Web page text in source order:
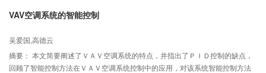
VAV空调系统的智能控制
吴爱国,高德云
摘要： 本文简要阐述了ＶＡＶ空调系统的特点，并指出了ＰＩＤ控制的缺点，
回顾了智能控制方法在ＶＡＶ空调系统控制中的应用，对该系统智能控制方法